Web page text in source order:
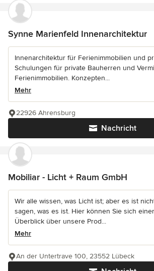
Synne Marienfeld Innenarchitektur
Innenarchitektur für Ferienimmobilien und
Schulungen für private Bauherren und
Ferienimmobilien. Konzepten...
Mehr
Nachricht
22926 Ahrensburg
Mobiliar - Licht + Raum GmbH
Wir alle wissen, was Licht ist; aber es ist
sagen, was es ist. Hier können Sie sich
Überblick über unsere Prod...
Mehr
An der Untertrave 100, 23552 Lübeck